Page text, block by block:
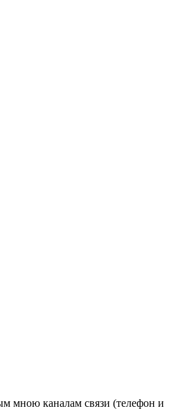
мною каналам связи (телефон и